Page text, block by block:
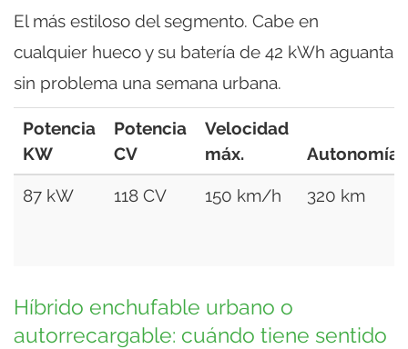
El más estiloso del segmento. Cabe en
cualquier hueco y su batería de 42 kWh aguanta
sin problema una semana urbana.
Potencia
KW
Potencia
CV
Velocidad
máx.
Autonomía
87 kW 118 CV 150 km/h 320 km
Híbrido enchufable urbano o
autorrecargable: cuándo tiene sentido